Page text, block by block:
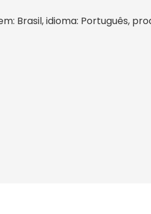
Brasil, idioma: Português,